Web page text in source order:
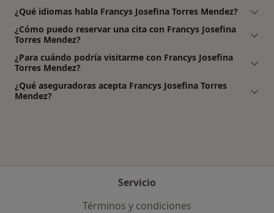
¿Qué idiomas habla Francys Josefina Torres Mendez?
¿Cómo puedo reservar una cita con Francys Josefina
Torres Mendez?
¿Para cuándo podría visitarme con Francys Josefina
Torres Mendez?
¿Qué aseguradoras acepta Francys Josefina Torres
Mendez?
Servicio
Términos y condiciones